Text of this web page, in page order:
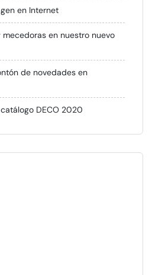
en Internet
mecedoras en nuestro nuevo
de novedades en
DECO 2020